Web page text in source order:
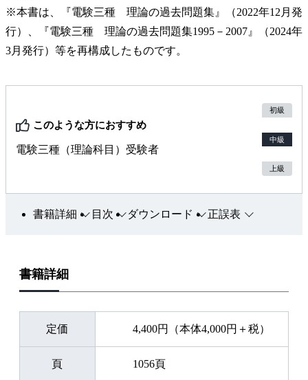
※本書は、『電験三種 理論の過去問題集』（2022年12月発
行）、『電験三種 理論の過去問題集1995－2007』（2024年
3月発行）等を再構成したものです。
このような方におすすめ
電験三種（理論科目）受験者
初級
中級
上級
書籍詳細 目次 ダウンロード 正誤表
書籍詳細
定価 4,400円（本体4,000円＋税）
頁 1056頁